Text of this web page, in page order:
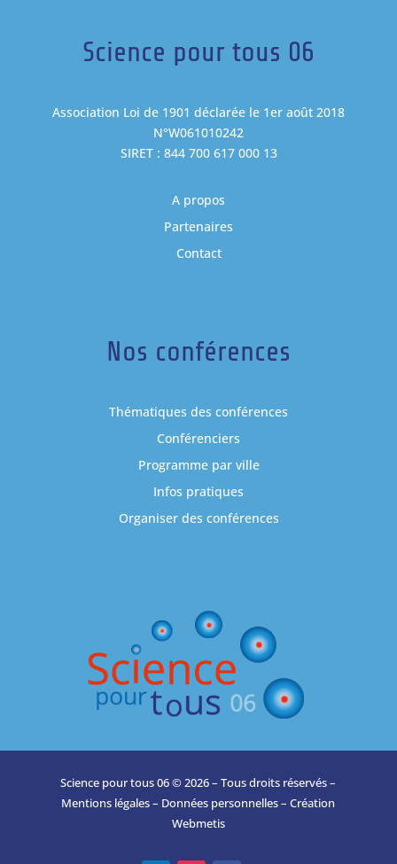
Science pour tous 06
Association Loi de 1901 déclarée le 1er août 2018
N°W061010242
SIRET : 844 700 617 000 13
A propos
Partenaires
Contact
Nos conférences
Thématiques des conférences
Conférenciers
Programme par ville
Infos pratiques
Organiser des conférences
Science pour tous 06 © 2026 – Tous droits réservés –
Mentions légales– Données personnelles– Création
Webmetis